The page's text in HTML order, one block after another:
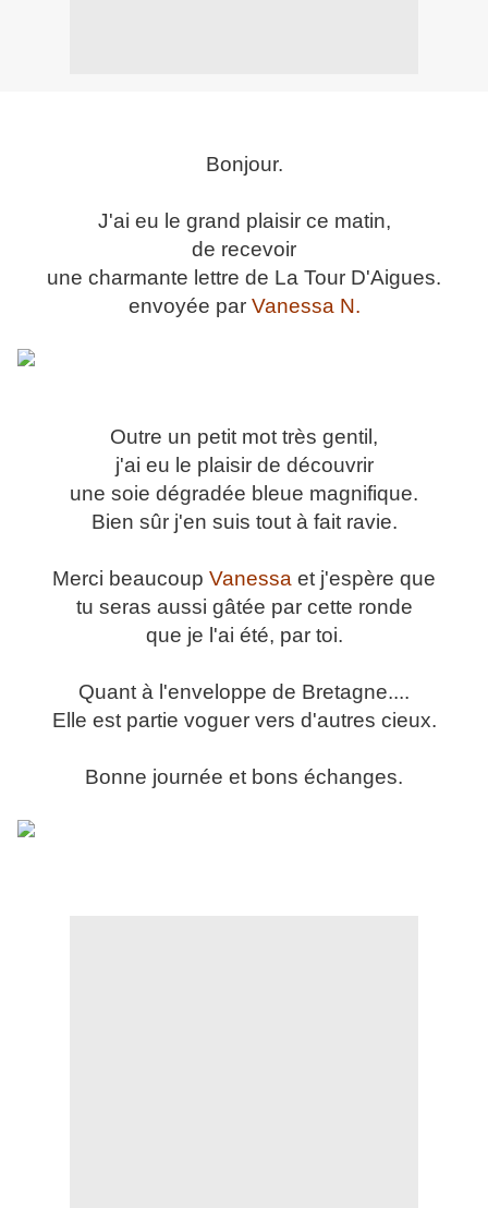
Bonjour.
J'ai eu le grand plaisir ce matin,
de recevoir
une charmante lettre de La Tour D'Aigues.
envoyée par Vanessa N.
Outre un petit mot très gentil,
j'ai eu le plaisir de découvrir
une soie dégradée bleue magnifique.
Bien sûr j'en suis tout à fait ravie.
Merci beaucoup Vanessa et j'espère que
tu seras aussi gâtée par cette ronde
que je l'ai été, par toi.
Quant à l'enveloppe de Bretagne....
Elle est partie voguer vers d'autres cieux.
Bonne journée et bons échanges.